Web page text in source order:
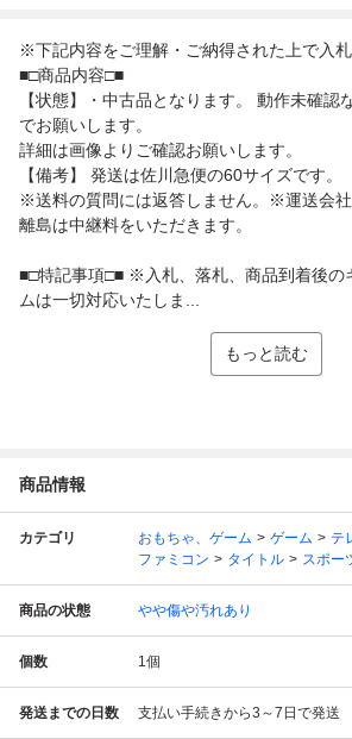
※下記内容をご理解・ご納得された上で入札
■□商品内容□■
【状態】・中古品となります。 動作未確認
でお願いします。
詳細は画像よりご確認お願いします。
【備考】 発送は佐川急便の60サイズです。
※送料の質問には返答しません。※運送会
離島は中継料をいただきます。
■□特記事項□■ ※入札、落札、商品到着後の
ムは一切対応いたしま...
もっと読む
商品情報
カテゴリ おもちゃ、ゲーム ゲーム
テ
ファミコン
タイトル スポー
商品の状態 やや傷や汚れあり
個数 1個
発送までの日数 支払い手続きから3～7日で発送